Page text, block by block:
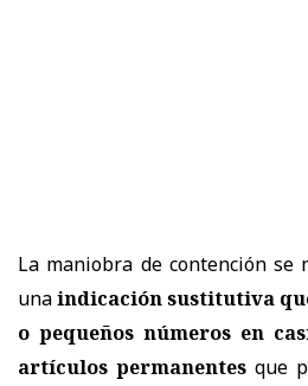
La maniobra de contención se
unaindicación sustitutiva
o pequeños números en
artículos permanentesque